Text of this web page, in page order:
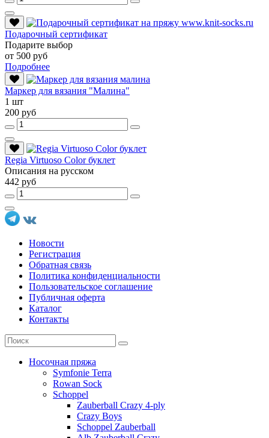
Подарочный сертификат
Подарите выбор
от 500 руб
Подробнее
Маркер для вязания "Малина"
1 шт
200 руб
Regia Virtuoso Color буклет
Описания на русском
442 руб
Новости
Регистрация
Обратная связь
Политика конфиденциальности
Пользовательское соглашение
Публичная оферта
Каталог
Контакты
Носочная пряжа
Symfonie Terra
Rowan Sock
Schoppel
Zauberball Crazy 4-ply
Crazy Boys
Schoppel Zauberball